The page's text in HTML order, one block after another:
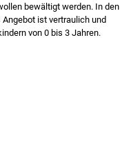
bewältigt werden. In den
ist vertraulich und
von 0 bis 3 Jahren.